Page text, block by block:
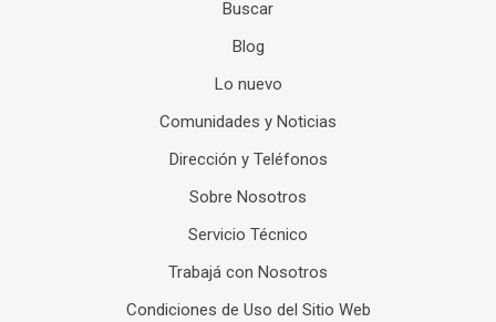
Buscar
Blog
Lo nuevo
Comunidades y Noticias
Dirección y Teléfonos
Sobre Nosotros
Servicio Técnico
Trabajá con Nosotros
Condiciones de Uso del Sitio Web